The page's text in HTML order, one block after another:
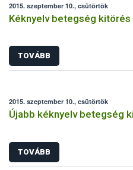
2015. szeptember 10., csütörtök
Kéknyelv betegség
TOVÁBB
2015. szeptember 10., csütörtök
Újabb kéknyelv betegség
TOVÁBB